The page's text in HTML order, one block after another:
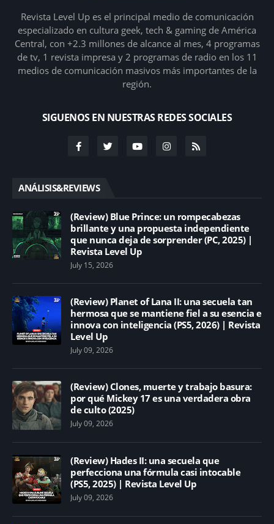
Revista Level Up es el principal medio de comunicación
especializado en cultura geek, tech & gaming de América
Central, con +2.3 millones de alcance al mes, 4 programas
de tv, 1 revista impresa y 2 programas de radio en los 11
medios de comunicación masivos más importantes de la
región.
SIGUENOS EN NUESTRAS REDES SOCIALES
ANÁLISIS&REVIEWS
(Review) Blue Prince: un rompecabezas
brillante y una propuesta independiente
que nunca deja de sorprender (PC, 2025) |
Revista Level Up
July 15, 2026
(Review) Planet of Lana II: una secuela tan
hermosa que se mantiene fiel a su esencia e
innova con inteligencia (PS5, 2026) | Revista
Level Up
July 09, 2026
(Review) Clones, muerte y trabajo basura:
por qué Mickey 17 es una verdadera obra
de culto (2025)
July 09, 2026
(Review) Hades II: una secuela que
perfecciona una fórmula casi intocable
(PS5, 2025) | Revista Level Up
July 09, 2026